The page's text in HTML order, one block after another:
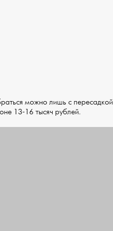
можно лишь с пересадкой
13-16 тысяч рублей.